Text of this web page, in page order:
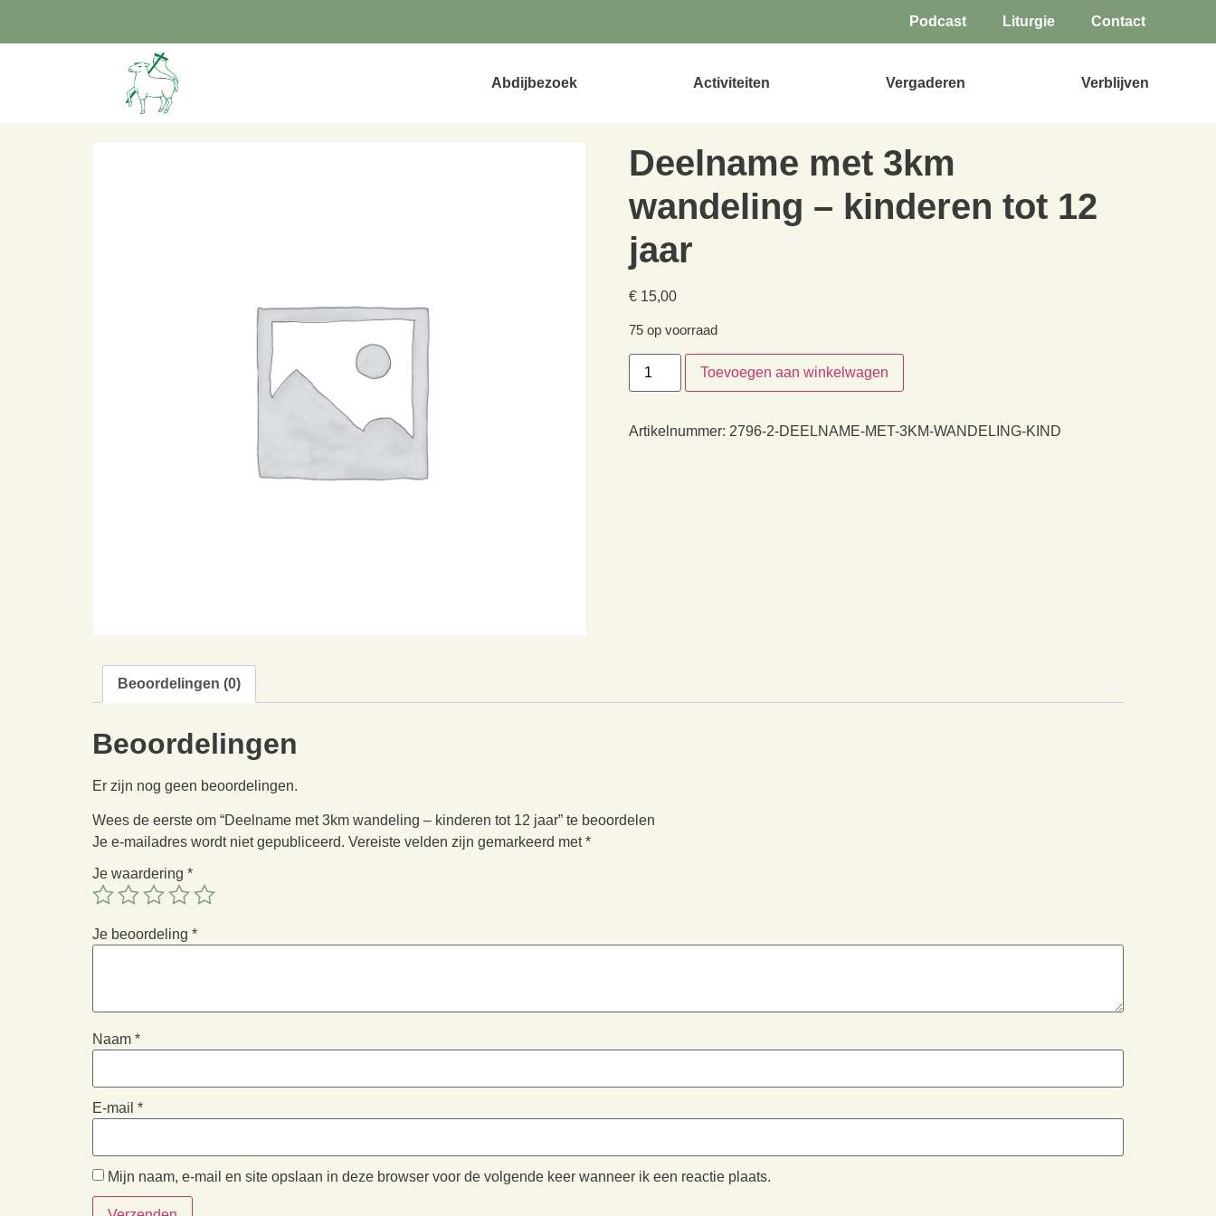
Podcast Liturgie Contact
Abdijbezoek Activiteiten Vergaderen Verblijven
/ Deelname met 3km wandeling – kinderen tot 12 jaar
Deelname met 3km
wandeling – kinderen tot 12
jaar
€15,00
75 op voorraad
Toevoegen aan winkelwagen
Artikelnummer: 2796-2-DEELNAME-MET-3KM-WANDELING-KIND
Beoordelingen (0)
Beoordelingen
Er zijn nog geen beoordelingen.
Wees de eerste om “Deelname met 3km wandeling – kinderen tot 12 jaar” te beoordelen
Je e-mailadres wordt niet gepubliceerd. Vereiste velden zijn gemarkeerd met*
Je waardering *
Je beoordeling *
Naam *
E-mail *
Mijn naam, e-mail en site opslaan in deze browser voor de volgende keer wanneer ik een reactie plaats.